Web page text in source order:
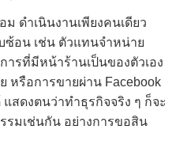
ดำเนินงานเพียงคนเดียว
ซ้อน เช่น ตัวแทนจำหน่าย
รที่มีหน้าร้านเป็นของตัวเอง
หรือการขายผ่าน Facebook
สดงตนว่าทำธุรกิจจริง ๆ ก็จะ
รมเช่นกัน อย่างการขอสิน